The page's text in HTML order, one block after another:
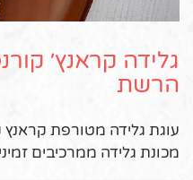
גלידה קראנץ׳
הרשת
עוגת גלידה מטורפת קראנץ
מכונת גלידה ממרכיבים